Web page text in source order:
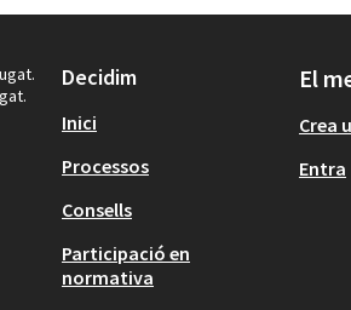
Decidim
Inici
Processos
Consells
Participació en
normativa
El
Crea
Entra